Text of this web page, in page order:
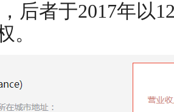
后者于2017年以
。